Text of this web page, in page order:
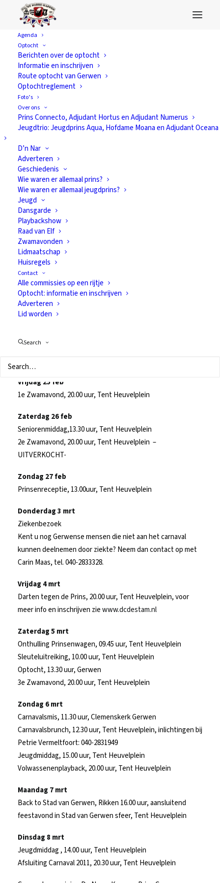
Agenda
Optocht
Berichten over de optocht
Informatie en inschrijven
Route optocht van Gerwen
Optochtreglement
Foto’s
Over ons
Prins Connecto, Adjudant Hortus en Adjudant Numerus
Jeugdtrio: Jeugdprins Aqua, Hofdame Moana en Adjudant Oceana
D’n Nar
Adverteren
Geschiedenis
Wie waren er allemaal prins?
Wie waren er allemaal jeugdprins?
Jeugd
Dansgarde
Playbackshow
Raad van Elf
Zwamavonden
Lidmaatschap
Huisregels
Contact
Alle commissies op een rijtje
Optocht: informatie en inschrijven
Adverteren
Lid worden
Search
Programma
carnaval 2011
23 februari 2011 InVan alles
Zoals u wellicht heeft gezien wordt er weer volop gewerkt
aantocht!!!
Vrijdag 25 feb
1e Zwamavond, 20.00 uur, Tent Heuvelplein
Zaterdag 26 feb
Seniorenmiddag,13.30 uur, Tent Heuvelplein
2e Zwamavond, 20.00 uur, Tent Heuvelplein –
UITVERKOCHT-
Zondag 27 feb
Prinsenreceptie, 13.00uur, Tent Heuvelplein
Donderdag 3 mrt
Ziekenbezoek
Kent u nog Gerwense mensen die niet aan het carnaval
kunnen deelnemen door ziekte? Neem dan contact op met
Carin Maas, tel. 040-2833328.
Vrijdag 4 mrt
Darten tegen de Prins, 20.00 uur, Tent Heuvelplein, voor
meer info en inschrijven ziewww.dcdestam.nl
Zaterdag 5 mrt
Onthulling Prinsenwagen, 09.45 uur, Tent Heuvelplein
Sleuteluitreiking, 10.00 uur, Tent Heuvelplein
Optocht, 13.30 uur, Gerwen
3e Zwamavond, 20.00 uur, Tent Heuvelplein
Zondag 6 mrt
Carnavalsmis, 11.30 uur, Clemenskerk Gerwen
Carnavalsbrunch, 12.30 uur, Tent Heuvelplein, inlichtingen bij
Petrie Vermeltfoort: 040-2831949
Jeugdmiddag, 15.00 uur, Tent Heuvelplein
Volwassenenplayback, 20.00 uur, Tent Heuvelplein
Maandag 7 mrt
Back to Stad van Gerwen, Rikken 16.00 uur, aansluitend
feestavond in Stad van Gerwen sfeer, Tent Heuvelplein
Dinsdag 8 mrt
Jeugdmiddag , 14.00 uur, Tent Heuvelplein
Afsluiting Carnaval 2011, 20.30 uur, Tent Heuvelplein